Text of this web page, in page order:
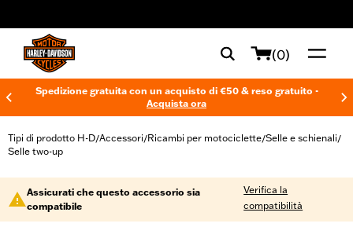
(0)
Spedizione gratuita con un acquisto di €50 & reso gratuito -
Acquista ora
Tipi di prodotto H-D/Accessori/Ricambi per motociclette/Selle e schienali/
Selle two-up
Assicurati che questo accessorio sia
compatibile
Verifica la
compatibilità